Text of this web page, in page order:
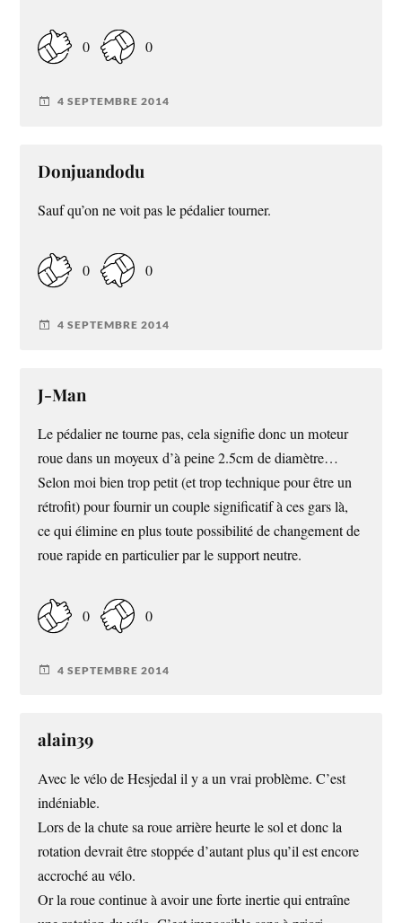
0 0
4 SEPTEMBRE 2014
Donjuandodu
Sauf qu’on ne voit pas le pédalier tourner.
0 0
4 SEPTEMBRE 2014
J-Man
Le pédalier ne tourne pas, cela signifie donc un moteur
roue dans un moyeux d’à peine 2.5cm de diamètre…
Selon moi bien trop petit (et trop technique pour être un
rétrofit) pour fournir un couple significatif à ces gars là,
ce qui élimine en plus toute possibilité de changement de
roue rapide en particulier par le support neutre.
0 0
4 SEPTEMBRE 2014
alain39
Avec le vélo de Hesjedal il y a un vrai problème. C’est
indéniable.
Lors de la chute sa roue arrière heurte le sol et donc la
rotation devrait être stoppée d’autant plus qu’il est encore
accroché au vélo.
Or la roue continue à avoir une forte inertie qui entraîne